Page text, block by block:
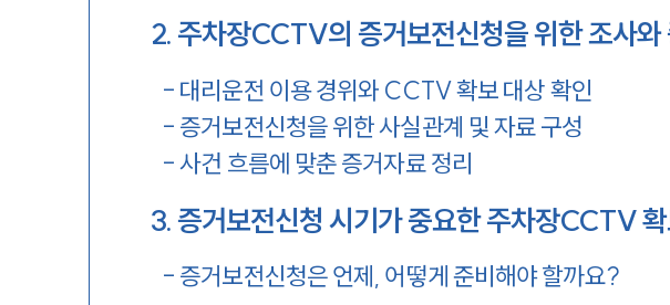
2. 주차장CCTV의 증거보전신청을 위한 조사와
- 대리운전 이용 경위와 CCTV 확보 대상 확인
- 증거보전신청을 위한 사실관계 및 자료 구성
-사건 흐름에 맞춘 증거자료 정리
3.증거보전신청 시기가 중요한 주차장CCTV
- 증거보전신청은 언제, 어떻게 준비해야 할까요?